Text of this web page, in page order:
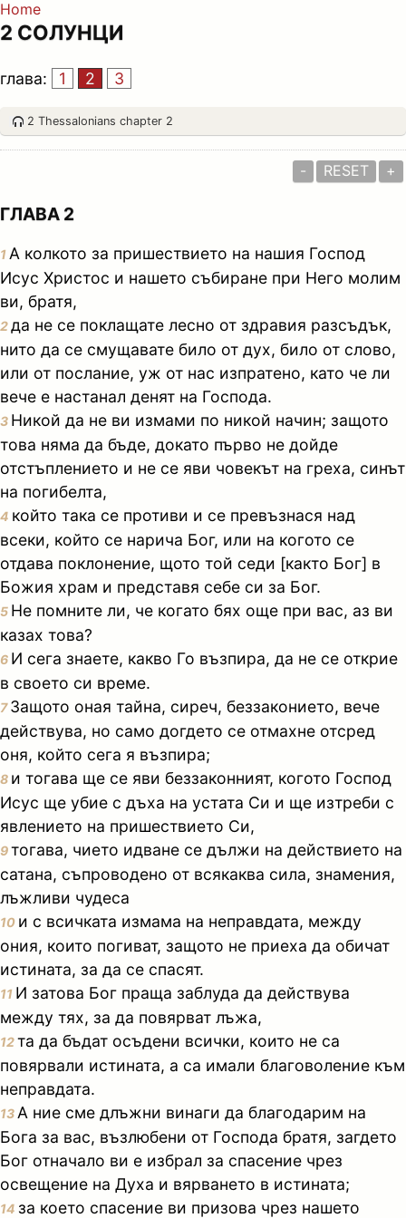
Home
2 СОЛУНЦИ
глава: 1 2 3
2 Thessalonians chapter 2
- RESET +
ГЛАВА 2
1 А колкото за пришествието на нашия Господ
Исус Христос и нашето събиране при Него молим
ви, братя,
2да не се поклащате лесно от здравия разсъдък,
нито да се смущавате било от дух, било от слово,
или от послание, уж от нас изпратено, като че ли
вече е настанал денят на Господа.
3 Никой да не ви измами по никой начин; защото
това няма да бъде, докато първо не дойде
отстъплението и не се яви човекът на греха, синът
на погибелта,
4 който така се противи и се превъзнася над
всеки, който се нарича Бог, или на когото се
отдава поклонение, щото той седи [както Бог] в
Божия храм и представя себе си за Бог.
5 Не помните ли, че когато бях още при вас, аз ви
казах това?
6 И сега знаете, какво Го възпира, да не се открие
в своето си време.
7Защото оная тайна, сиреч, беззаконието, вече
действува, но само догдето се отмахне отсред
оня, който сега я възпира;
8 и тогава ще се яви беззаконният, когото Господ
Исус ще убие с дъха на устата Си и ще изтреби с
явлението на пришествието Си,
9тогава, чието идване се дължи на действието на
сатана, съпроводено от всякаква сила, знамения,
лъжливи чудеса
10 и с всичката измама на неправдата, между
ония, които погиват, защото не приеха да обичат
истината, за да се спасят.
11 И затова Бог праща заблуда да действува
между тях, за да повярват лъжа,
12та да бъдат осъдени всички, които не са
повярвали истината, а са имали благоволение към
неправдата.
13 А ние сме длъжни винаги да благодарим на
Бога за вас, възлюбени от Господа братя, загдето
Бог отначало ви е избрал за спасение чрез
освещение на Духа и вярването в истината;
14 за което спасение ви призова чрез нашето